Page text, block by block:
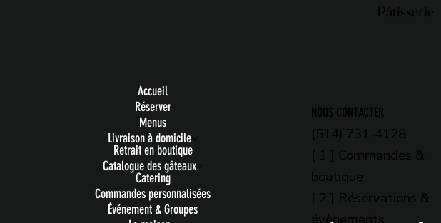
Accueil
Réserver
Menus
Livraison à domicile
Retrait en boutique
Catalogue des gâteaux
Catering
Commandes personnalisées
Événement & Groupes
NOUS CONTACTER
(514) 731-4128
[ 1 ] Commandes &
boutique
[ 2 ] Réservations &
évènements
Pâtisserie